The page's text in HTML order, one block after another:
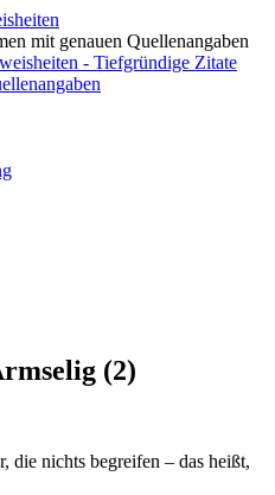
mit genauen Quellenangaben
(2)
die nichts begreifen – das heißt,